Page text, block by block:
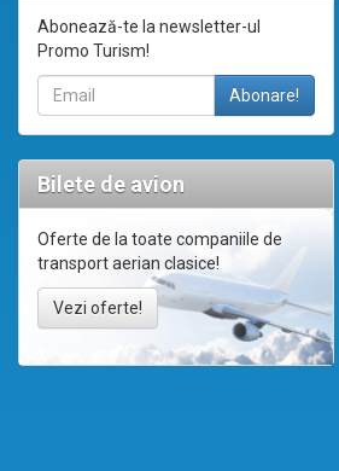
Abonează-te la newsletter-ul
Promo Turism!
Bilete de avion
Oferte de la toate companiile de
transport aerian clasice!
Vezi oferte!